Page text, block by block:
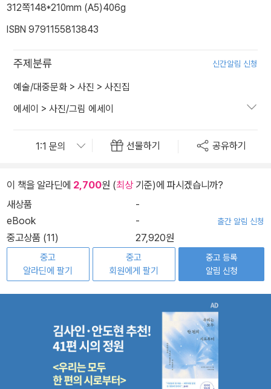
312쪽148*210mm (A5)406g
ISBN 9791155813843
주제분류 신간알림 신청
예술/대중문화 > 사진 > 사진집
에세이 > 사진/그림 에세이
선물하기 공유하기
이 책을 알라딘에 2,700원 (최상기준)에 파시겠습니까?
새상품
-
eBook
- 출간 알림 신청
중고상품 (11) 27,920원
중고
알라딘에 팔기
중고
회원에게 팔기
중고 등록
알림 신청